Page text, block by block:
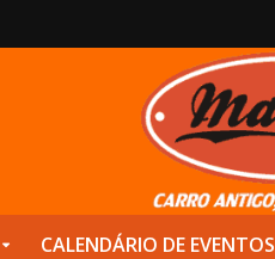
CALENDÁRIO DE EVENTOS